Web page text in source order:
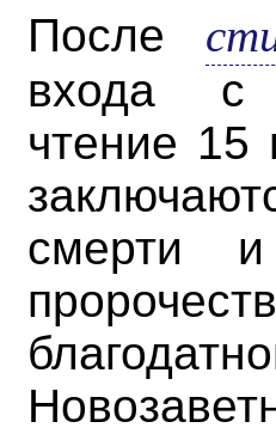
После
входа с
чтение 15
смерти